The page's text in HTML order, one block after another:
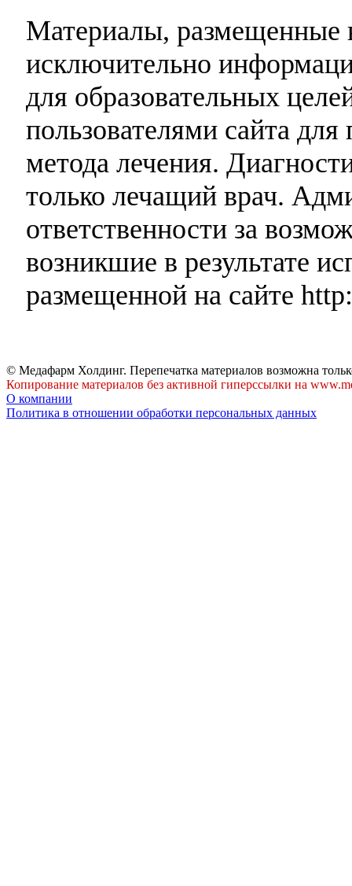
Материалы, размещенные
исключительно
для образовательных
пользователями сайта
метода лечения.
только лечащий врач.
ответственности за
возникшие в результате
размещенной на сайте
© Медафарм Холдинг. Перепечатка материалов возможна
Копирование материалов без активной гиперссылки на
О компании
Политика в отношении обработки персональных данных